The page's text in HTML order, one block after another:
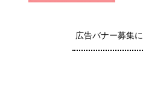
広告バナー募集